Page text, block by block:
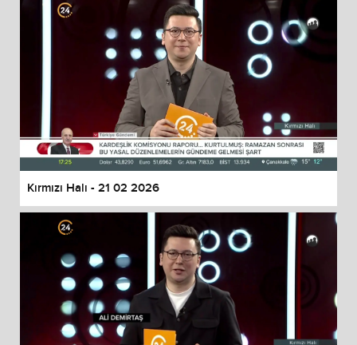
Kırmızı Halı - 21 02 2026